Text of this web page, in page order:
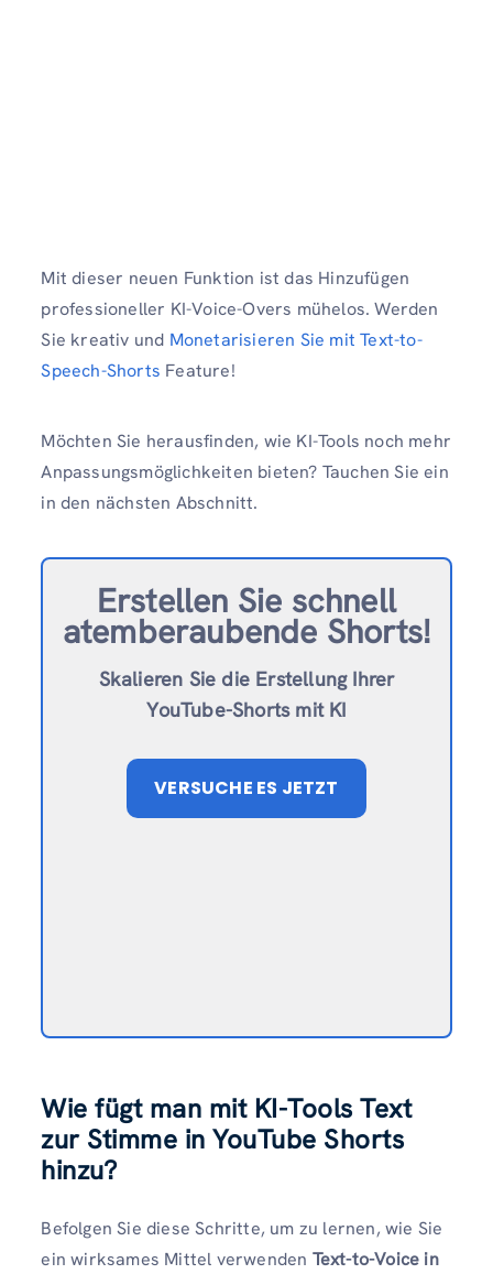
Mit dieser neuen Funktion ist das Hinzufügen
professioneller KI-Voice-Overs mühelos. Werden
Sie kreativ und Monetarisieren Sie mit Text-to-
Speech-Shorts Feature!
Möchten Sie herausfinden, wie KI-Tools noch mehr
Anpassungsmöglichkeiten bieten? Tauchen Sie ein
in den nächsten Abschnitt.
Erstellen Sie schnell
atemberaubende Shorts!
Skalieren Sie die Erstellung Ihrer
YouTube-Shorts mit KI
VERSUCHE ES JETZT
Wie fügt man mit KI-Tools Text
zur Stimme in YouTube Shorts
hinzu?
Befolgen Sie diese Schritte, um zu lernen, wie Sie
ein wirksames Mittel verwenden Text-to-Voice in